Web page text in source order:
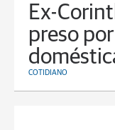
Ex-
preso
COTIDIANO